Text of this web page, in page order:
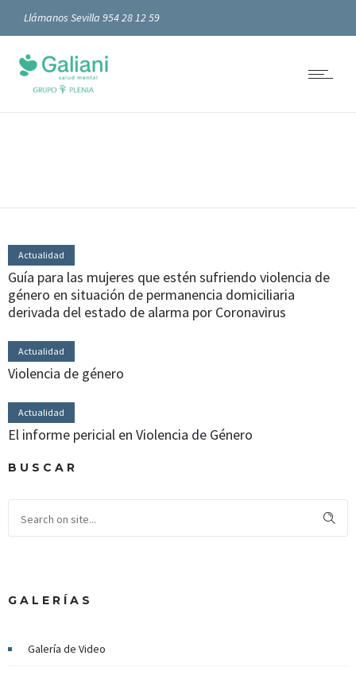
Llámanos Sevilla 954 28 12 59
Actualidad
Guía para las mujeres que estén sufriendo violencia de
género en situación de permanencia domiciliaria
derivada del estado de alarma por Coronavirus
Actualidad
Violencia de género
Actualidad
El informe pericial en Violencia de Género
BUSCAR
GALERÍAS
Galería de Video